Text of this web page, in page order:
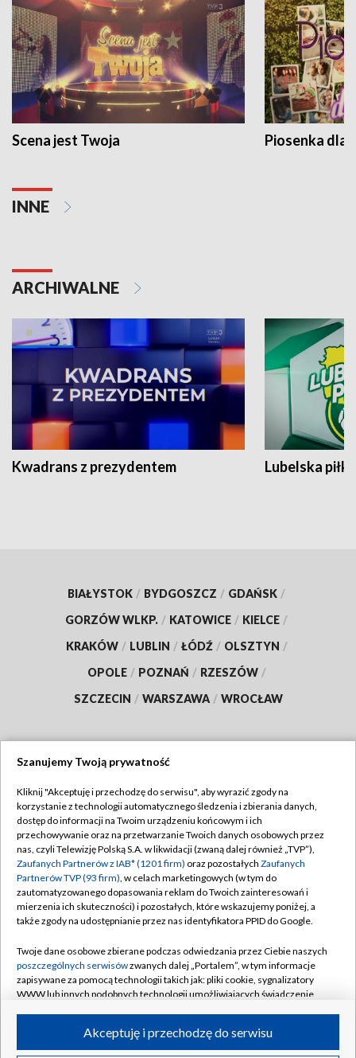
Scena jest Twoja Piosenka dla
INNE
ARCHIWALNE
Kwadrans z prezydentem Lubelska piłka
BIAŁYSTOK / BYDGOSZCZ / GDAŃSK /
GORZÓW WLKP. / KATOWICE / KIELCE /
KRAKÓW / LUBLIN / ŁÓDŹ / OLSZTYN /
OPOLE / POZNAŃ / RZESZÓW /
SZCZECIN / WARSZAWA / WROCŁAW
TVP
Abonament TVP
Emisja w TVP
Centrum informacji TVP
Naziemna Telewizja Cyfrowa
Rada Programowa
System NOS
Informacje o nadawcy
Program dla prasy
Regulamin TVP
Polityka prywatności
Moje zgody
Pomoc
Kontakt
Kanały
Szanujemy Twoją prywatność
Kliknij "Akceptuję i przechodzę do serwisu", aby wyrazić zgody na
korzystanie z technologii automatycznego śledzenia i zbierania danych,
dostęp do informacji na Twoim urządzeniu końcowym i ich
przechowywanie oraz na przetwarzanie Twoich danych osobowych przez
nas, czyli Telewizję Polską S.A. w likwidacji (zwaną dalej również „TVP”),
Zaufanych Partnerów z IAB* (1201 firm) oraz pozostałych Zaufanych
Partnerów TVP (93 firm), w celach marketingowych (w tym do
zautomatyzowanego dopasowania reklam do Twoich zainteresowań i
mierzenia ich skuteczności) i pozostałych, które wskazujemy poniżej, a
także zgody na udostępnianie przez nas identyfikatora PPID do Google.
Twoje dane osobowe zbierane podczas odwiedzania przez Ciebie naszych
poszczególnych serwisówzwanych dalej „Portalem”, w tym informacje
zapisywane za pomocą technologii takich jak: pliki cookie, sygnalizatory
WWW lub innych podobnych technologii umożliwiających świadczenie
ruchu w Internecie.Akceptuję i przechodzę do serwisu